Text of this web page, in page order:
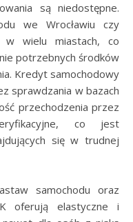
są niedostępne.
we Wrocławiu czy
w wielu miastach, co
potrzebnych środków
Kredyt samochodowy
sprawdzania w bazach
przechodzenia przez
co jest
się w trudnej
samochodu oraz
oferują elastyczne i